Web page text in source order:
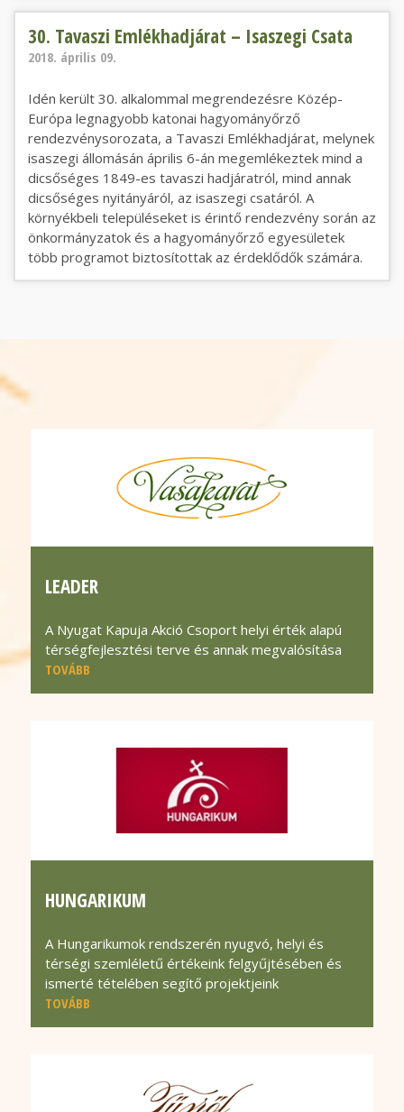
30. Tavaszi Emlékhadjárat – Isaszegi Csata
2018. április 09.
Idén került 30. alkalommal megrendezésre Közép-
Európa legnagyobb katonai hagyományőrző
rendezvénysorozata, a Tavaszi Emlékhadjárat, melynek
isaszegi állomásán április 6-án megemlékeztek mind a
dicsőséges 1849-es tavaszi hadjáratról, mind annak
dicsőséges nyitányáról, az isaszegi csatáról. A
környékbeli településeket is érintő rendezvény során az
önkormányzatok és a hagyományőrző egyesületek
több programot biztosítottak az érdeklődők számára.
LEADER
A Nyugat Kapuja Akció Csoport helyi érték alapú
térségfejlesztési terve és annak megvalósítása
TOVÁBB
HUNGARIKUM
A Hungarikumok rendszerén nyugvó, helyi és
térségi szemléletű értékeink felgyűjtésében és
ismerté tételében segítő projektjeink
TOVÁBB